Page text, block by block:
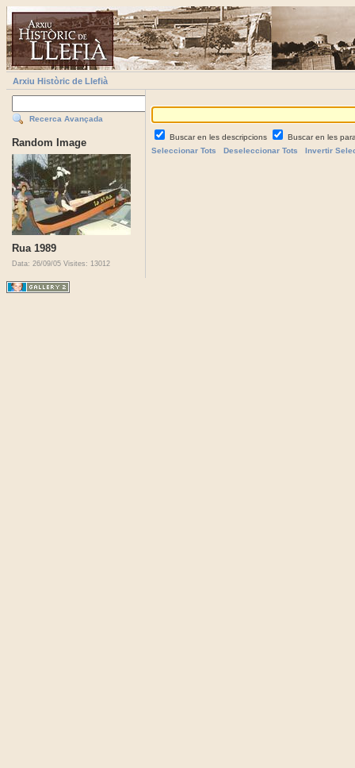
Arxiu Històric de Llefià
Recerca Avançada
Random Image
Rua 1989
Data: 26/09/05 Visites: 13012
Buscar en les descripcions
Buscar en les
Seleccionar Tots
Deseleccionar Tots Invertir